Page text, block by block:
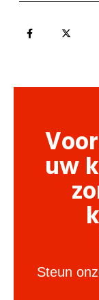
uw
Steun